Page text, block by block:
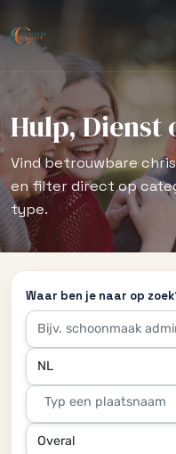
Hulp, Dienst
Vind betrouwbare
en filter direct op
type.
Waar ben je naar op
Typ een plaatsnaam